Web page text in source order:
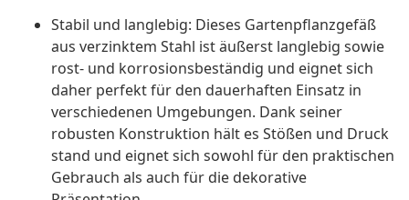
Stabil und langlebig: Dieses Gartenpflanzgefäß
aus verzinktem Stahl ist äußerst langlebig sowie
rost- und korrosionsbeständig und eignet sich
daher perfekt für den dauerhaften Einsatz in
verschiedenen Umgebungen. Dank seiner
robusten Konstruktion hält es Stößen und Druck
stand und eignet sich sowohl für den praktischen
Gebrauch als auch für die dekorative